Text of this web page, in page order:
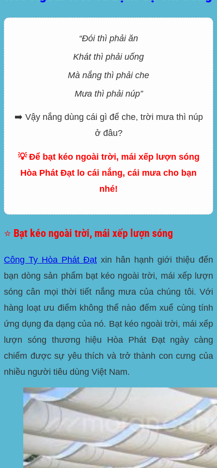
“Đói thì phải ăn
Khát thì phải uống
Mà nắng thì phải che
Mưa thì phải núp”
➡️ Vậy nắng dùng cái gì để che, trời mưa thì núp
ở đâu?
💡 Để bạt kéo ngoài trời, mái xếp lượn sóng
Hòa Phát Đạt lo cái nắng, cái mưa cho bạn
nhé!
⭐ Bạt kéo ngoài trời, mái xếp lượn sóng
Công Ty Hòa Phát Đạt xin hân hạnh giới thiệu đến
bạn dòng sản phẩm bạt kéo ngoài trời, mái xếp lượn
sóng cân mọi thời tiết nắng mưa của chúng tôi. Với
hàng loạt ưu điểm không thể nào đếm xuể cùng tính
ứng dụng đa dạng của nó. Bạt kéo ngoài trời, mái xếp
lượn sóng thương hiệu Hòa Phát Đạt ngày càng
chiếm được sự yêu thích và trở thành con cưng của
nhiều người tiêu dùng Việt Nam.